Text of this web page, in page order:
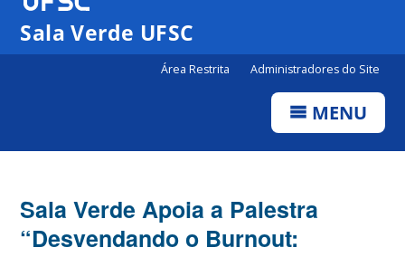
Sala Verde UFSC
Área Restrita Administradores do Site
MENU
Sala Verde Apoia a Palestra
“Desvendando o Burnout: